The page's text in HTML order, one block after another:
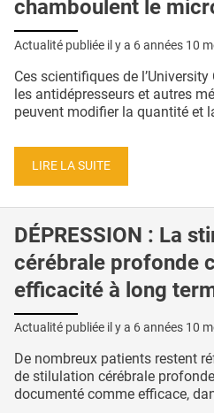
chamboulent le
Actualité publiée il y a 6 années 10
Ces scientifiques de
les antidépresseurs et autres
peuvent modifier la quantité et
LIRE LA SUITE
DÉPRESSION : La
cérébrale profonde
efficacité à long
Actualité publiée il y a 6 années 10
De nombreux patients restent
de stilulation cérébrale
documenté comme efficace,